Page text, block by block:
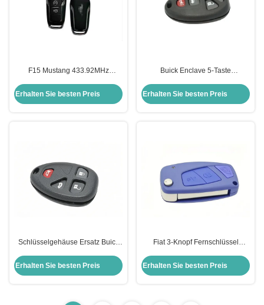
F15 Mustang 433.92MHz
ord Mustang
Erhalten Sie besten Preis
Buick Enclave 5-Taste
Schlüsselgehäuse, Buick
Schlüsselverschluss Schal Ersatz
Erhalten Sie besten Preis
Schlüsselgehäuse Ersatz Buick
Erhalten Sie besten Preis
Fiat 3-Knopf Fernschlüssel
Ersatz mit Schlüsselgehäuse 40g
Erhalten Sie besten Preis